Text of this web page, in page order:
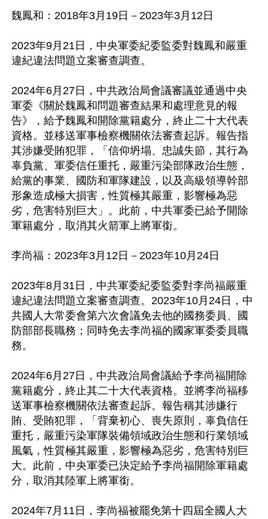
魏鳳和：2018年3月19日－2023年3月12日
2023年9月21日，中央軍委紀委監委對魏鳳和嚴重
違紀違法問題立案審查調查。
2024年6月27日，中共政治局會議審議並通過中央
軍委《關於魏鳳和問題審查結果和處理意見的報
告》，給予魏鳳和開除黨籍處分，終止二十大代表
資格。並移送軍事檢察機關依法審查起訴。報告指
其涉嫌受賄犯罪，「信仰坍塌、忠誠失節，其行為
辜負黨、軍委信任重托，嚴重污染部隊政治生態，
給黨的事業、國防和軍隊建設，以及高級領導幹部
形象造成極大損害，性質極其嚴重，影響極為惡
劣，危害特別巨大」。此前，中共軍委已給予開除
軍籍處分，取消其火箭軍上將軍銜。
李尚福：2023年3月12日－2023年10月24日
2023年8月31日，中共軍委紀委監委對李尚福嚴重
違紀違法問題立案審查調查。2023年10月24日，中
共國人大常委會第六次會議免去他的國務委員、國
防部部長職務；同時免去李尚福的國家軍委委員職
務。
2024年6月27日，中共政治局會議給予李尚福開除
黨籍處分，終止其二十大代表資格。並將李尚福移
送軍事檢察機關依法審查起訴。報告稱其涉嫌行
賄、受賄犯罪，「背棄初心、喪失原則，辜負信任
重托，嚴重污染軍隊裝備領域政治生態和行業領域
風氣，性質極其嚴重，影響極為惡劣，危害特別巨
大。此前，中央軍委已決定給予李尚福開除軍籍處
分，取消其陸軍上將軍銜。
2024年7月11日，李尚福被罷免第十四屆全國人大